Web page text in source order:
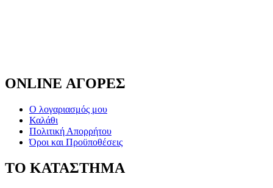
ONLINE ΑΓΟΡΕΣ
Ο λογαριασμός μου
Καλάθι
Πολιτική Απορρήτου
Όροι και Προϋποθέσεις
ΤΟ ΚΑΤΑΣΤΗΜΑ